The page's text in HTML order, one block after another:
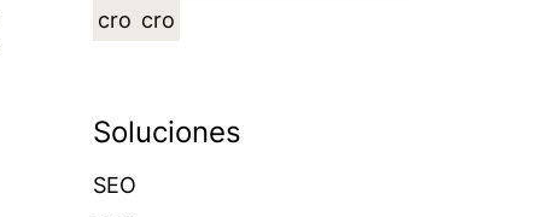
cro cro
Soluciones
SEO